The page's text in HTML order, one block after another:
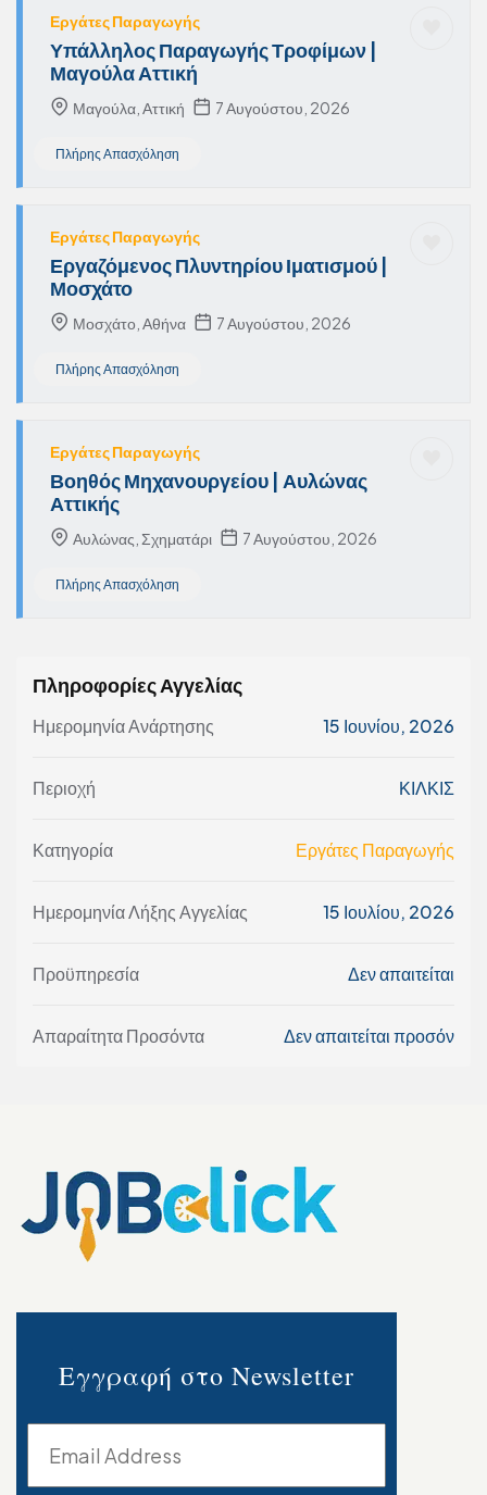
Εργάτες Παραγωγής
Υπάλληλος Παραγωγής Τροφίμων |
Μαγούλα Αττική
Μαγούλα, Αττική 7 Αυγούστου, 2026
Πλήρης Απασχόληση
Εργάτες Παραγωγής
Εργαζόμενος Πλυντηρίου Ιματισμού |
Μοσχάτο
Μοσχάτο, Αθήνα 7 Αυγούστου, 2026
Πλήρης Απασχόληση
Εργάτες Παραγωγής
Βοηθός Μηχανουργείου | Αυλώνας
Αττικής
Αυλώνας, Σχηματάρι 7 Αυγούστου, 2026
Πλήρης Απασχόληση
Πληροφορίες Αγγελίας
Ημερομηνία Ανάρτησης 15 Ιουνίου, 2026
Περιοχή ΚΙΛΚΙΣ
Κατηγορία Εργάτες Παραγωγής
Ημερομηνία Λήξης Αγγελίας 15 Ιουλίου, 2026
Προϋπηρεσία Δεν απαιτείται
Απαραίτητα Προσόντα Δεν απαιτείται προσόν
Εγγραφή στο Newsletter